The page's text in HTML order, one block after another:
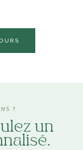
?
un